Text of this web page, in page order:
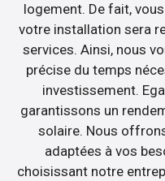
logement. De fait,
votre installation sera
services. Ainsi, nous
précise du temps
investissement.
garantissons un
solaire. Nous
adaptées à vos
choisissant notre